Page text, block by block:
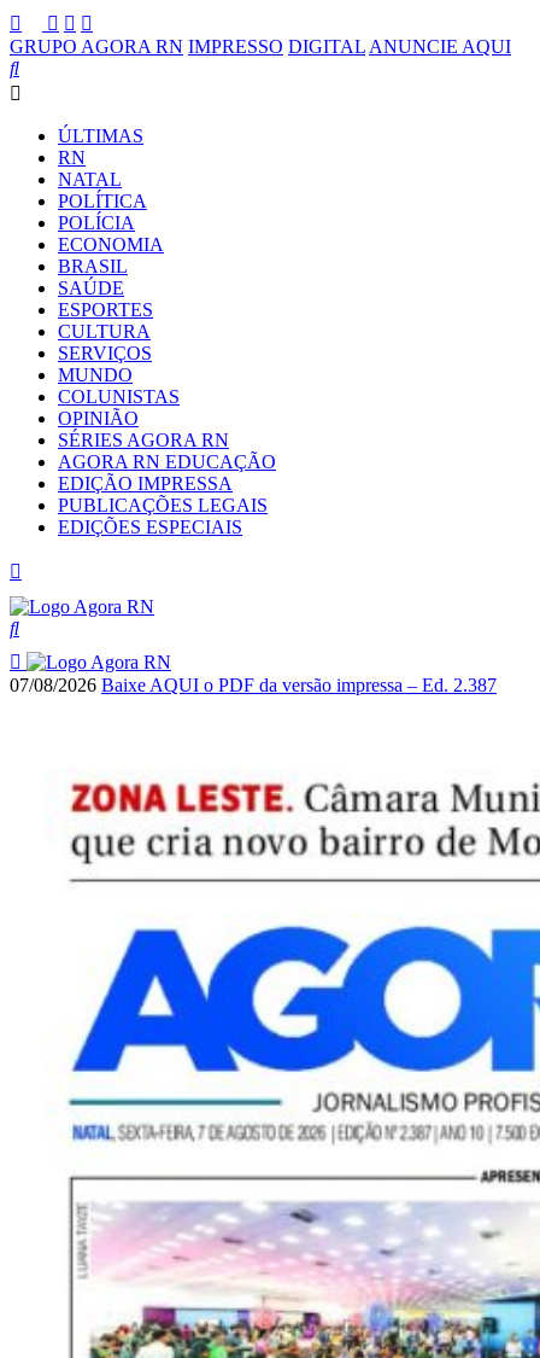
GRUPO AGORA RN IMPRESSO DIGITAL ANUNCIE AQUI
ÚLTIMAS
RN
NATAL
POLÍTICA
POLÍCIA
ECONOMIA
BRASIL
SAÚDE
ESPORTES
CULTURA
SERVIÇOS
MUNDO
COLUNISTAS
OPINIÃO
SÉRIES AGORA RN
AGORA RN EDUCAÇÃO
EDIÇÃO IMPRESSA
PUBLICAÇÕES LEGAIS
EDIÇÕES ESPECIAIS
07/08/2026 Baixe AQUI o PDF da versão impressa – Ed. 2.387